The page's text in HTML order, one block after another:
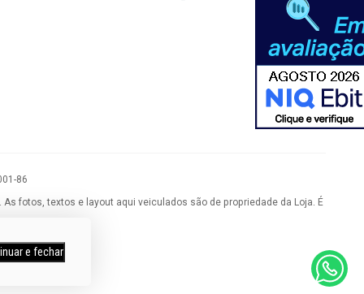
86
fotos, textos e layout aqui veiculados são de propriedade da Loja. É
e fechar